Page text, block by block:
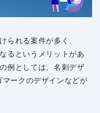
られる案件が多く、
るというメリットがあ
例としては、名刺デザ
ークのデザインなどが